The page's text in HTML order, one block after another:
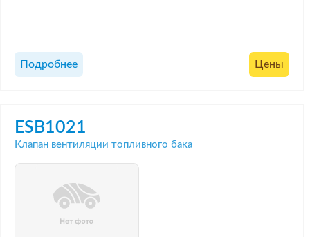
Подробнее Цены
ESB1021
Клапан вентиляции топливного бака